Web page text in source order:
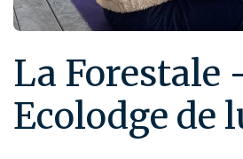
La Forestale
Ecolodge de